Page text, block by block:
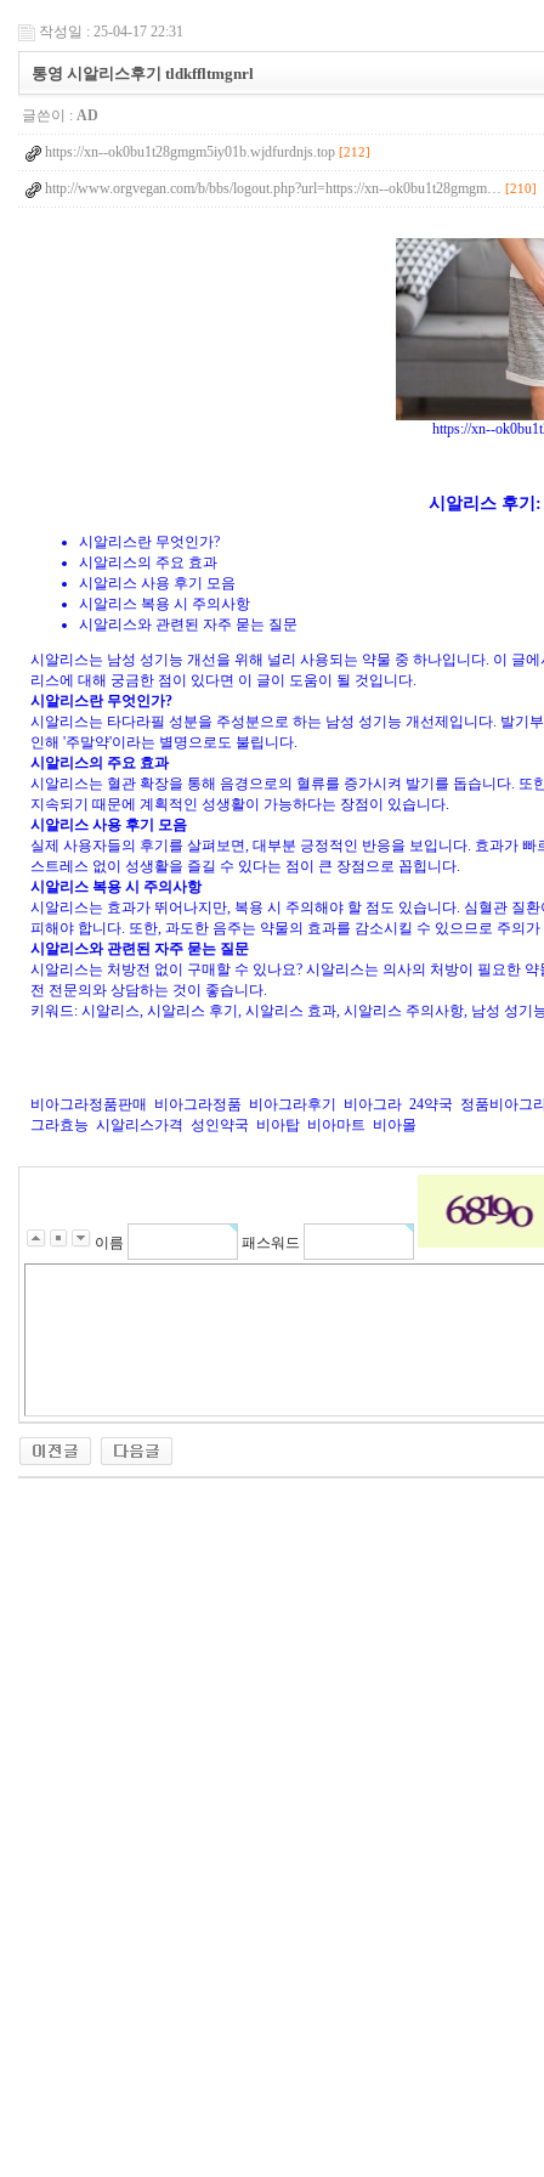
작성일 : 25-04-17 22:31
통영 시알리스후기 tldkffltmgnrl
글쓴이 : AD
https://xn--ok0bu1t28gmgm5iy01b.wjdfurdnjs.top [212]
http://www.orgvegan.com/b/bbs/logout.php?url=https://xn--ok0bu1t28gmgm… [210]
https://xn--
시알리스 후기
시알리스란 무엇인가?
시알리스의 주요 효과
시알리스 사용 후기 모음
시알리스 복용 시 주의사항
시알리스와 관련된 자주 묻는 질문
시알리스는 남성 성기능 개선을 위해 널리 사용되는 약물 중 하나입니다. 이 글
리스에 대해 궁금한 점이 있다면 이 글이 도움이 될 것입니다.
시알리스란 무엇인가?
시알리스는 타다라필 성분을 주성분으로 하는 남성 성기능 개선제입니다. 발기
인해 '주말약'이라는 별명으로도 불립니다.
시알리스의 주요 효과
시알리스는 혈관 확장을 통해 음경으로의 혈류를 증가시켜 발기를 돕습니다.
지속되기 때문에 계획적인 성생활이 가능하다는 장점이 있습니다.
시알리스 사용 후기 모음
실제 사용자들의 후기를 살펴보면, 대부분 긍정적인 반응을 보입니다. 효과가
스트레스 없이 성생활을 즐길 수 있다는 점이 큰 장점으로 꼽힙니다.
시알리스 복용 시 주의사항
시알리스는 효과가 뛰어나지만, 복용 시 주의해야 할 점도 있습니다. 심혈관 질
피해야 합니다. 또한, 과도한 음주는 약물의 효과를 감소시킬 수 있으므로 주의
시알리스와 관련된 자주 묻는 질문
시알리스는 처방전 없이 구매할 수 있나요? 시알리스는 의사의 처방이 필요한
전 전문의와 상담하는 것이 좋습니다.
키워드: 시알리스, 시알리스 후기, 시알리스 효과, 시알리스 주의사항, 남성 성기
비아그라정품판매 비아그라정품 비아그라후기 비아그라 24약국 정품비아그
그라효능 시알리스가격 성인약국 비아탑 비아마트 비아몰
이름 패스워드